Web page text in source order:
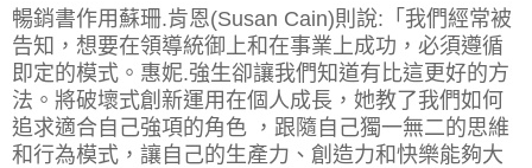
暢銷書作用蘇珊.肯恩(Susan Cain)則說:「我們經常被
告知，想要在領導統御上和在事業上成功，必須遵循
即定的模式。惠妮.強生卻讓我們知道有比這更好的方
法。將破壞式創新運用在個人成長，她教了我們如何
追求適合自己強項的角色 ，跟隨自己獨一無二的思維
和行為模式，讓自己的生產力、創造力和快樂能夠大